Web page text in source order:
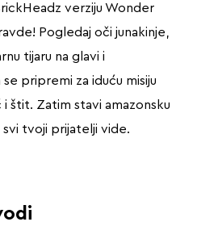
verziju Wonder
Pogledaj oči junakinje,
tijaru na glavi i
pripremi za iduću misiju
i štit. Zatim stavi amazonsku
tvoji prijatelji vide.